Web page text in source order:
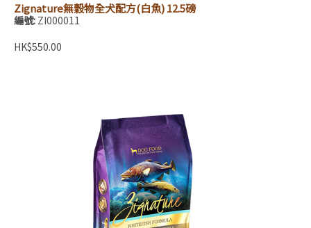
Zignature無穀物全犬配方(白魚) 12.5磅
編號: ZI000011
HK$550.00